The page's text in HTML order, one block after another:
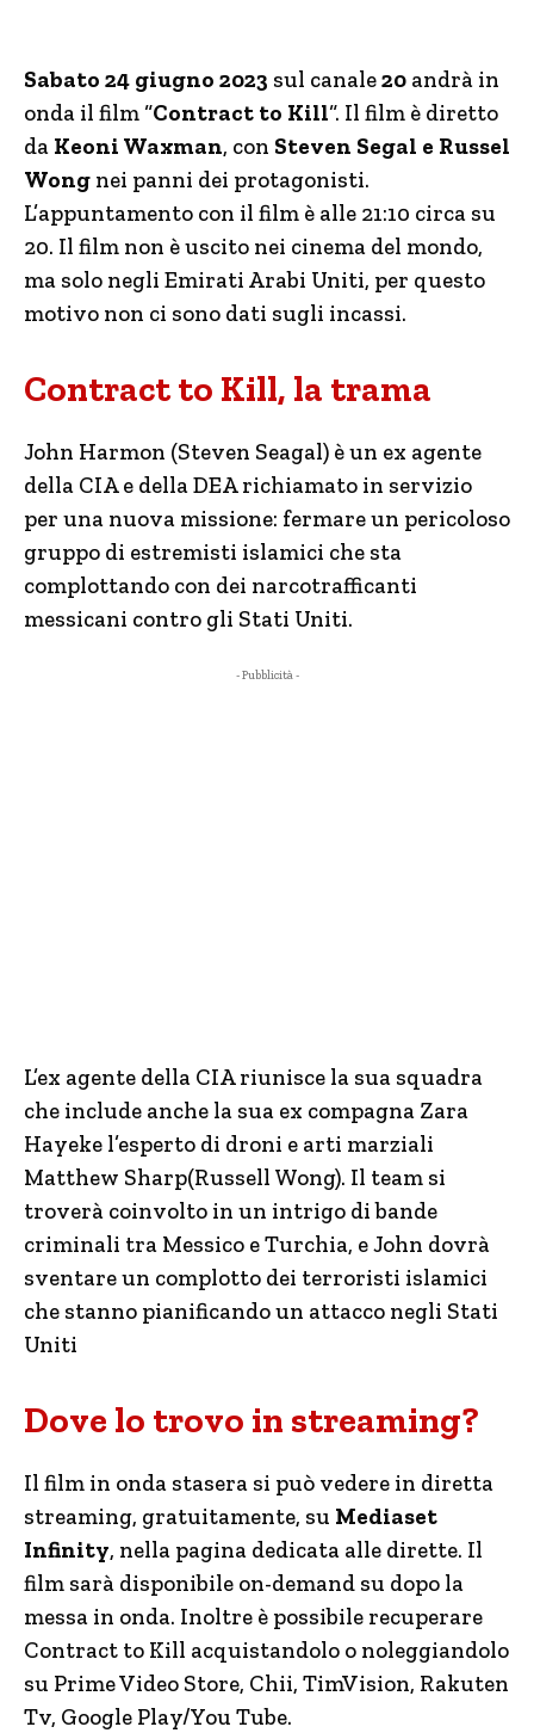
Sabato 24 giugno 2023 sul canale20 andrà in
onda il film “Contract to Kill“. Il film è diretto
da Keoni Waxman, con Steven Segal e Russel
Wong nei panni dei protagonisti.
L’appuntamento con il film è alle 21:10 circa su
20. Il film non è uscito nei cinema del mondo,
ma solo negli Emirati Arabi Uniti, per questo
motivo non ci sono dati sugli incassi.
Contract to Kill, la trama
John Harmon (Steven Seagal) è un ex agente
della CIA e della DEA richiamato in servizio
per una nuova missione: fermare un pericoloso
gruppo di estremisti islamici che sta
complottando con dei narcotrafficanti
messicani contro gli Stati Uniti.
- Pubblicità -
L’ex agente della CIA riunisce la sua squadra
che include anche la sua ex compagna Zara
Hayeke l’esperto di droni e arti marziali
Matthew Sharp(Russell Wong). Il team si
troverà coinvolto in un intrigo di bande
criminali tra Messico e Turchia, e John dovrà
sventare un complotto dei terroristi islamici
che stanno pianificando un attacco negli Stati
Uniti
Dove lo trovo in streaming?
Il film in onda stasera si può vedere in diretta
streaming, gratuitamente, su Mediaset
Infinity, nella pagina dedicata alle dirette. Il
film sarà disponibile on-demand su dopo la
messa in onda. Inoltre è possibile recuperare
Contract to Kill acquistandolo o noleggiandolo
su Prime Video Store, Chii, TimVision, Rakuten
Tv, Google Play/You Tube.